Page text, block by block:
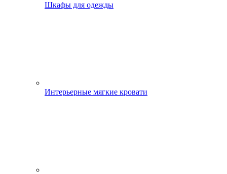
Шкафы для одежды
Интерьерные мягкие кровати